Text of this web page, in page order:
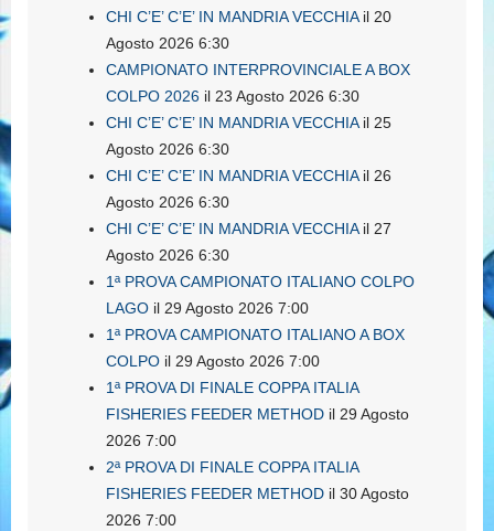
CHI C’E’ C’E’ IN MANDRIA VECCHIAil 20
Agosto 2026 6:30
CAMPIONATO INTERPROVINCIALE A BOX
COLPO 2026 il 23 Agosto 2026 6:30
CHI C’E’ C’E’ IN MANDRIA VECCHIAil 25
Agosto 2026 6:30
CHI C’E’ C’E’ IN MANDRIA VECCHIAil 26
Agosto 2026 6:30
CHI C’E’ C’E’ IN MANDRIA VECCHIAil 27
Agosto 2026 6:30
1ª PROVA CAMPIONATO ITALIANO COLPO
LAGO il 29 Agosto 2026 7:00
1ª PROVA CAMPIONATO ITALIANO A BOX
COLPO il 29 Agosto 2026 7:00
1ª PROVA DI FINALE COPPA ITALIA
FISHERIES FEEDER METHOD il 29 Agosto
2026 7:00
2ª PROVA DI FINALE COPPA ITALIA
FISHERIES FEEDER METHOD il 30 Agosto
2026 7:00